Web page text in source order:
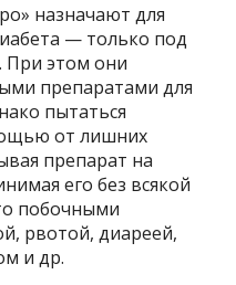
назначают для
— только под
При этом они
препаратами для
пытаться
от лишних
препарат на
его без всякой
побочными
рвотой, диареей,
и др.